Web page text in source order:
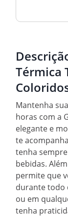
Térmica
Mantenha
horas com a
elegante e
te
tenha
bebidas.
permite que
durante todo
ou em
tenha